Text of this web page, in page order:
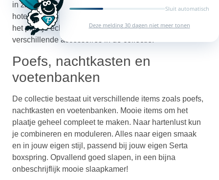
Sluit automatisch
Deze melding 30 dagen niet meer tonen
in zich. Het inrichten van je slaapkamer als een luxe
hotelkamer is zo eigenlijk een fluitje van een cent. Om
het plaatje echt volledig compleet te maken heeft Serta
verschillende accessoires in de collectie.
Poefs, nachtkasten en
voetenbanken
De collectie bestaat uit verschillende items zoals poefs,
nachtkasten en voetenbanken. Mooie items om het
plaatje geheel compleet te maken. Naar hartenlust kun
je combineren en moduleren. Alles naar eigen smaak
en in jouw eigen stijl, passend bij jouw eigen Serta
boxspring. Opvallend goed slapen, in een bijna
onbeschrijflijk mooie slaapkamer!